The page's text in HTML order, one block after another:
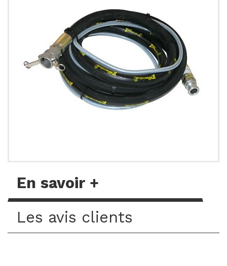
En savoir +
Les avis clients